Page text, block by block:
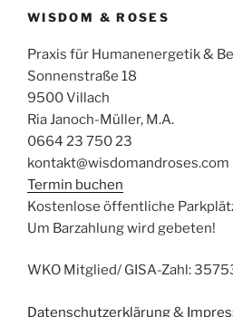
WISDOM & ROSES
Praxis für Humanenergetik &
Sonnenstraße 18
9500 Villach
Ria Janoch-Müller, M.A.
0664 23 750 23
kontakt@wisdomandroses.com
Termin buchen
Kostenlose öffentliche
Um Barzahlung wird gebeten!
WKO Mitglied/ GISA-Zahl:
Datenschutzerklärung&